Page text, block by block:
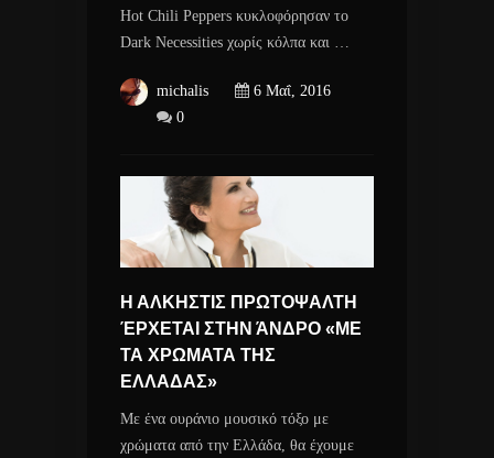
Hot Chili Peppers κυκλοφόρησαν το
Dark Necessities χωρίς κόλπα και …
michalis
6 Μαΐ, 2016
0
Η ΑΛΚΗΣΤΙΣ ΠΡΩΤΟΨΑΛΤΗ
ΈΡΧΕΤΑΙ ΣΤΗΝ ΆΝΔΡΟ «ΜΕ
ΤΑ ΧΡΩΜΑΤΑ ΤΗΣ
ΕΛΛΑΔΑΣ»
Με ένα ουράνιο μουσικό τόξο με
χρώματα από την Ελλάδα, θα έχουμε